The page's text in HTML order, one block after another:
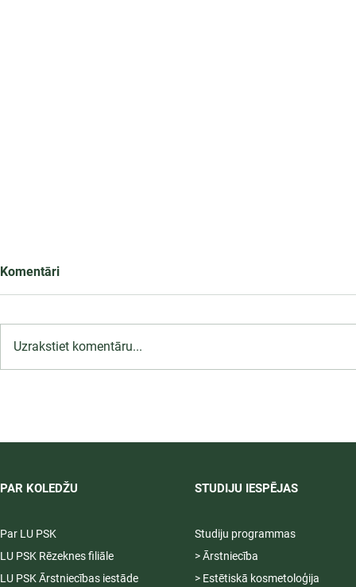
Komentāri
Uzrakstiet komentāru...
PAR KOLEDŽU
Par LU PSK
LU PSK Rēzeknes filiāle
LU PSK Ārstniecības iestāde
STUDIJU IESPĒJAS
Studiju programmas
> Ārstniecība
> Estētiskā kosmetoloģija